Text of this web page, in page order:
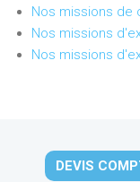
Nos missions de
Nos missions
Nos missions
DEVIS